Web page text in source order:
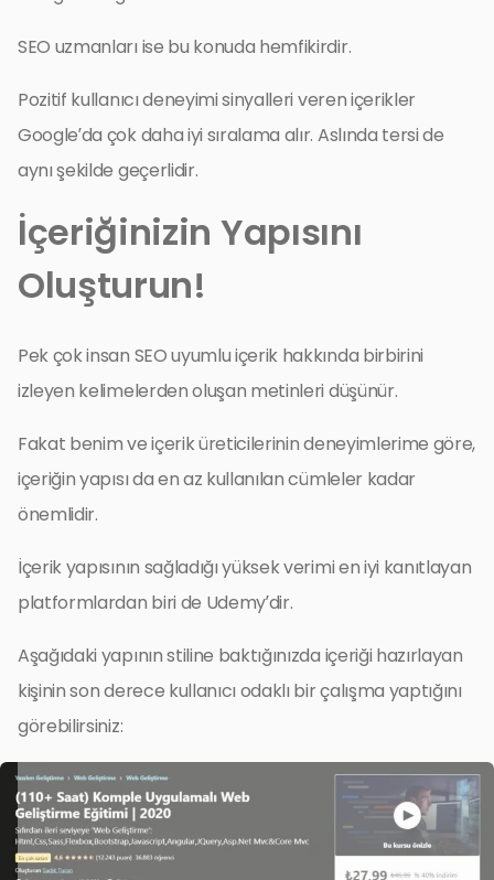
SEO uzmanları ise bu konuda hemfikirdir.
Pozitif kullanıcı deneyimi sinyalleri veren içerikler
Google’da çok daha iyi sıralama alır. Aslında tersi de
aynı şekilde geçerlidir.
İçeriğinizin Yapısını
Oluşturun!
Pek çok insan SEO uyumlu içerik hakkında birbirini
izleyen kelimelerden oluşan metinleri düşünür.
Fakat benim ve içerik üreticilerinin deneyimlerime göre,
içeriğin yapısı da en az kullanılan cümleler kadar
önemlidir.
İçerik yapısının sağladığı yüksek verimi en iyi kanıtlayan
platformlardan biri de Udemy’dir.
Aşağıdaki yapının stiline baktığınızda içeriği hazırlayan
kişinin son derece kullanıcı odaklı bir çalışma yaptığını
görebilirsiniz: